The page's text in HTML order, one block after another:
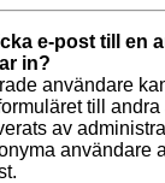
e-post till en
in?
användare
till
av
användare